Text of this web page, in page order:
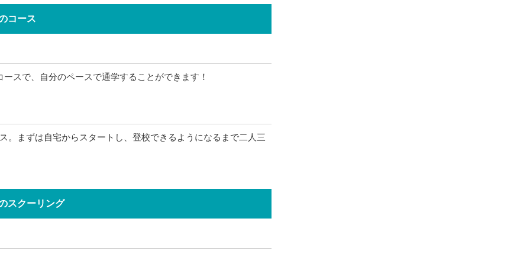
コース
スで、自分のペースで通学することができます！
。まずは自宅からスタートし、登校できるようになるまで二人三
スクーリング